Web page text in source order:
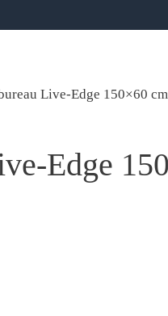
Live-Edge 150×60
Edge